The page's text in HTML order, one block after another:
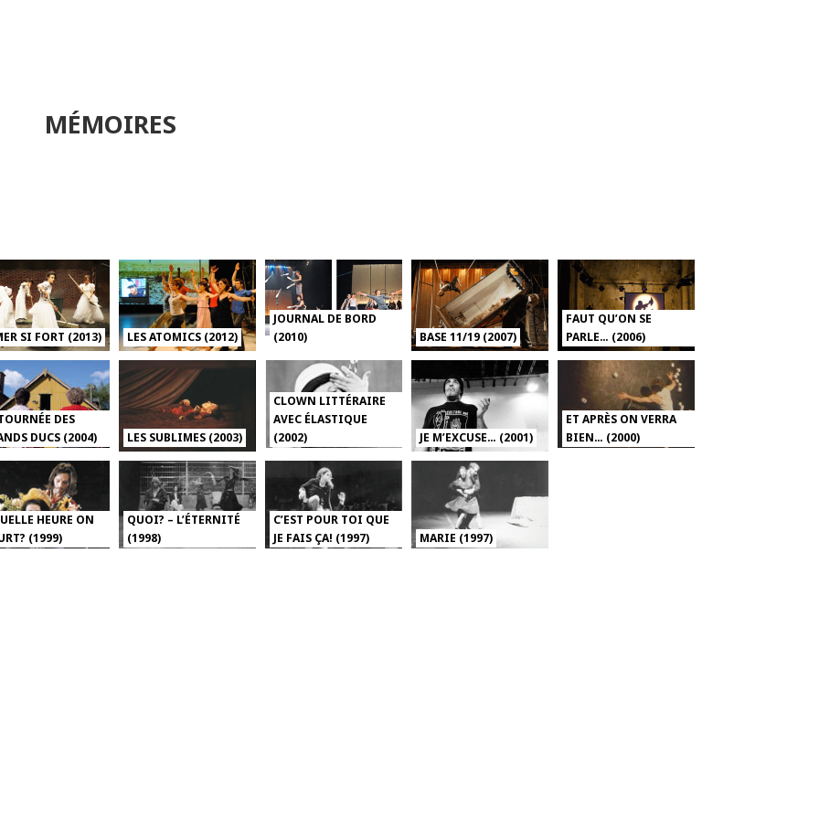
MÉMOIRES
SI FORT (2013) LES ATOMICS (2012)
JOURNAL DE BORD
(2010)
BASE 11/19 (2007)
FAUT QU’ON SE
PARLE… (2006)
DES
DUCS (2004)
LES SUBLIMES (2003)
CLOWN LITTÉRAIRE
AVEC ÉLASTIQUE
(2002)
JE M’EXCUSE… (2001)
ET APRÈS ON VERRA
BIEN… (2000)
HEURE ON
(1999)
QUOI? – L’ÉTERNITÉ
(1998)
C’EST POUR TOI QUE
JE FAIS ÇA! (1997)
MARIE (1997)